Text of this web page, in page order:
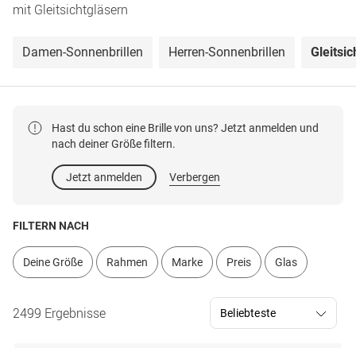
mit Gleitsichtgläsern
Damen-Sonnenbrillen Herren-Sonnenbrillen
Hast du schon eine Brille von uns? Jetzt anmelden und
nach deiner Größe filtern.
Jetzt anmelden Verbergen
FILTERN NACH
Deine Größe Rahmen Marke Preis Glas
2499 Ergebnisse